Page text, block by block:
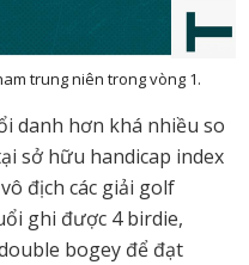
trung niên trong vòng 1.
danh hơn khá nhiều so
sở hữu handicap index
địch các giải golf
ghi được 4 birdie,
bogey để đạt